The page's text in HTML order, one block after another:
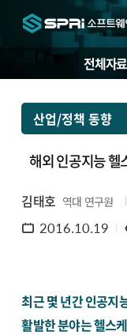
전체자료
산업/정책 동향
해외 인공지능 헬
김태호 역대 연구원
2016.10.19
최근 몇 년간 인공지
활발한 분야는 헬스